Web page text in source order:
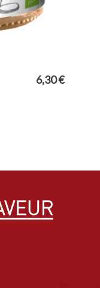
6,30 €